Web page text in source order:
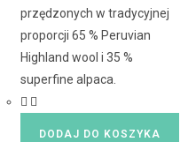
przędzonych w tradycyjnej
proporcji 65 % Peruvian
Highland wool i 35 %
superfine alpaca.
DODAJ DO KOSZYKA